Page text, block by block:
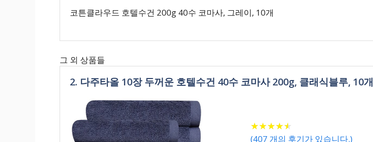
코튼클라우드 호텔수건 200g 40수 코마사, 그레이, 10개
그 외 상품들
2. 다주타올 10장 두꺼운 호텔수건 40수 코마사 200g, 클래식블루, 10개
★★★★★
★★★★★
(407 개의 후기가 있습니다.)